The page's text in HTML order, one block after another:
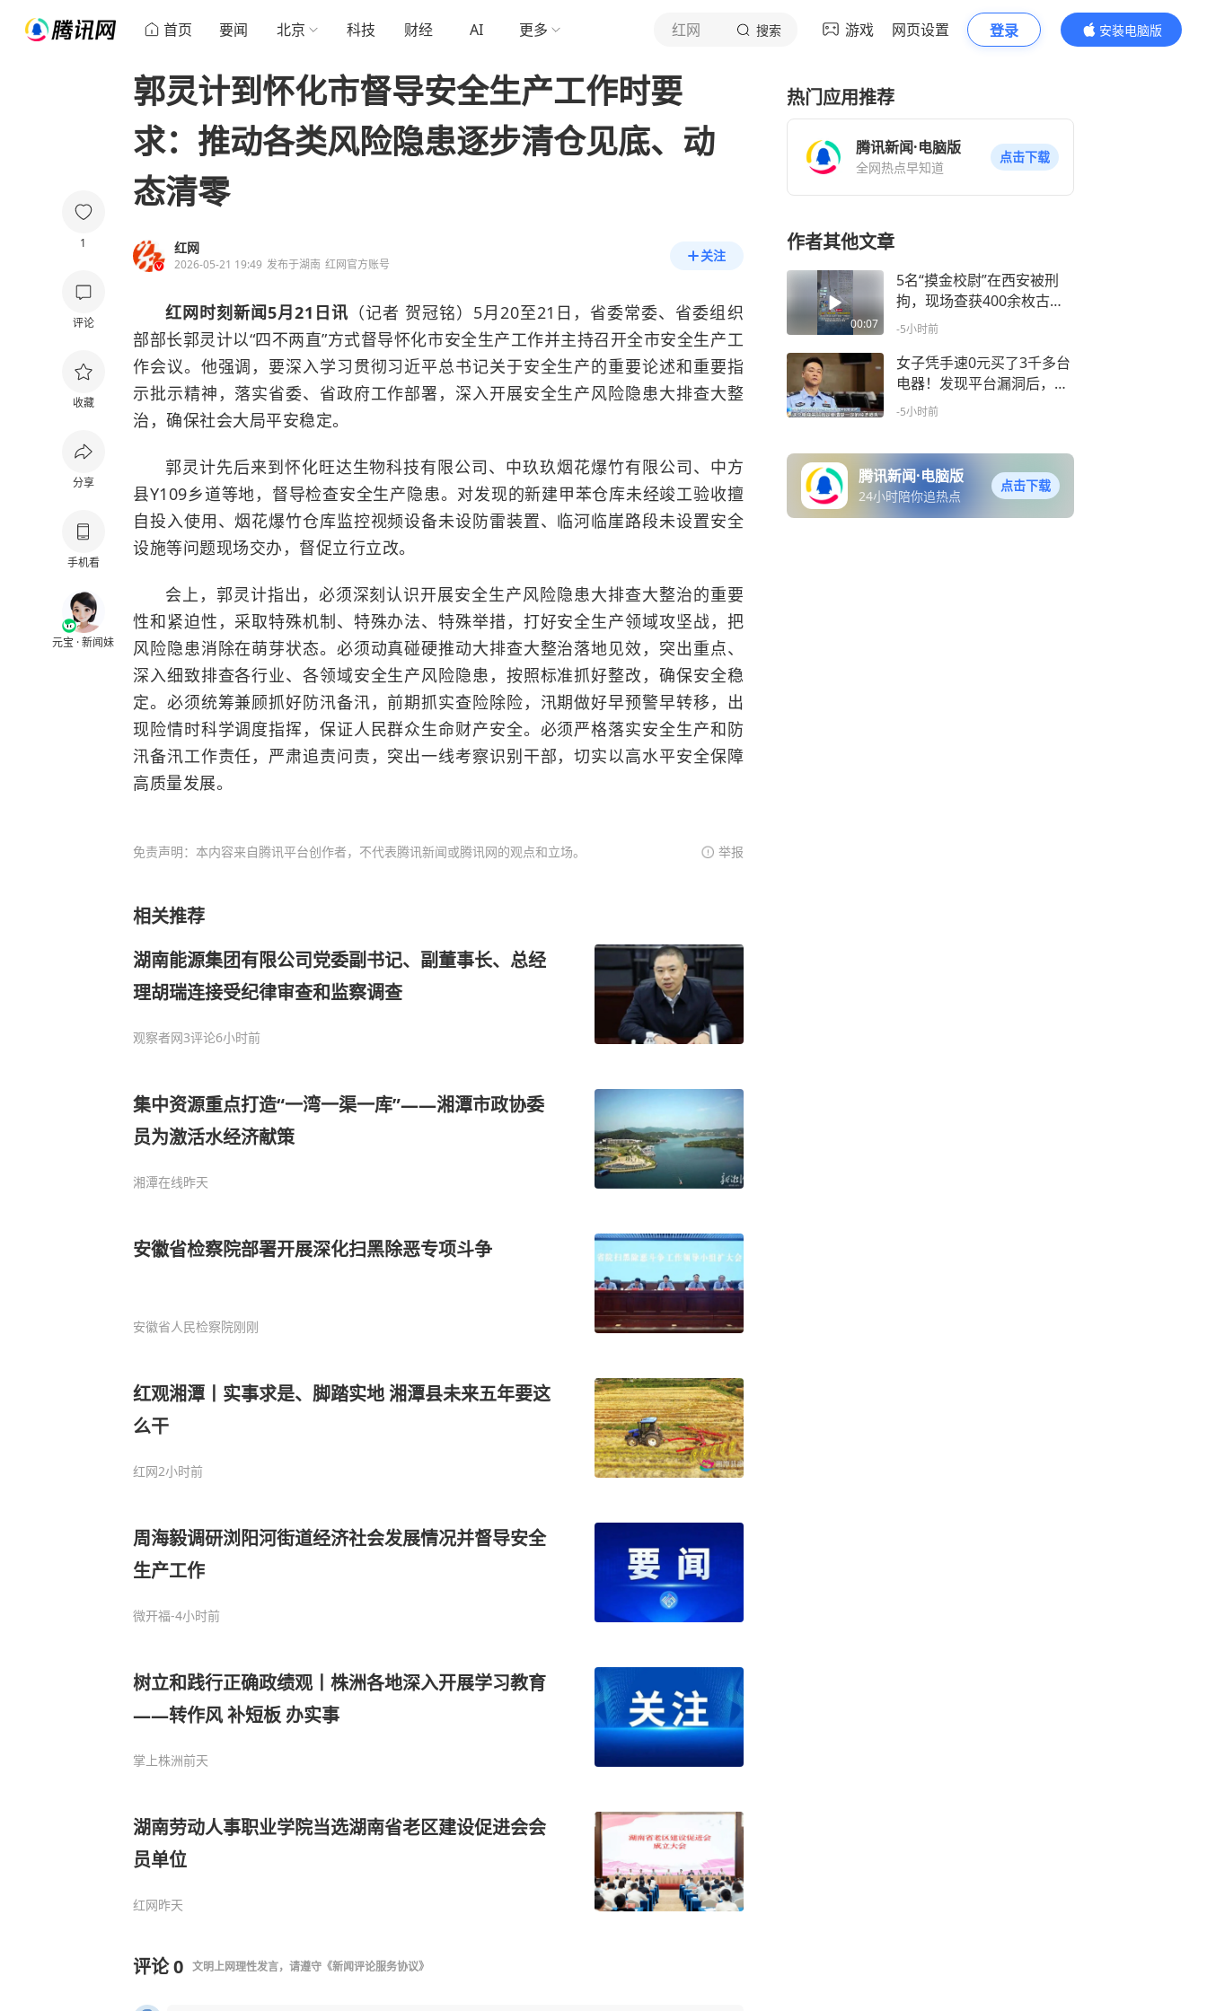
首页 要闻 北京 科技 财经 AI 更多 红网 搜索 游戏 网页设置 登录
安装电脑版
内容更精彩
1
评论
收藏
分享
手机看
元宝 · 新闻妹
郭灵计到怀化市督导安全生产工作时要
求：推动各类风险隐患逐步清仓见底、动
态清零
红网
2026-05-21 19:49 发布于湖南 红网官方账号
关注
红网时刻新闻5月21日讯 （记者 贺冠铭）5月20至21日，省委常委、省委组织
部部长郭灵计以“四不两直”方式督导怀化市安全生产工作并主持召开全市安全生产工
作会议。他强调，要深入学习贯彻习近平总书记关于安全生产的重要论述和重要指
示批示精神，落实省委、省政府工作部署，深入开展安全生产风险隐患大排查大整
治，确保社会大局平安稳定。
郭灵计先后来到怀化旺达生物科技有限公司、中玖玖烟花爆竹有限公司、中方
县Y109乡道等地，督导检查安全生产隐患。对发现的新建甲苯仓库未经竣工验收擅
自投入使用、烟花爆竹仓库监控视频设备未设防雷装置、临河临崖路段未设置安全
设施等问题现场交办，督促立行立改。
会上，郭灵计指出，必须深刻认识开展安全生产风险隐患大排查大整治的重要
性和紧迫性，采取特殊机制、特殊办法、特殊举措，打好安全生产领域攻坚战，把
风险隐患消除在萌芽状态。必须动真碰硬推动大排查大整治落地见效，突出重点、
深入细致排查各行业、各领域安全生产风险隐患，按照标准抓好整改，确保安全稳
定。必须统筹兼顾抓好防汛备汛，前期抓实查险除险，汛期做好早预警早转移，出
现险情时科学调度指挥，保证人民群众生命财产安全。必须严格落实安全生产和防
汛备汛工作责任，严肃追责问责，突出一线考察识别干部，切实以高水平安全保障
高质量发展。
免责声明：本内容来自腾讯平台创作者，不代表腾讯新闻或腾讯网的观点和立场。 举报
相关推荐
湖南能源集团有限公司党委副书记、副董事长、总经
理胡瑞连接受纪律审查和监察调查
观察者网3评论6小时前
集中资源重点打造“一湾一渠一库”——湘潭市政协委
员为激活水经济献策
湘潭在线昨天
安徽省检察院部署开展深化扫黑除恶专项斗争
安徽省人民检察院刚刚
红观湘潭丨实事求是、脚踏实地 湘潭县未来五年要这
么干
红网2小时前
周海毅调研浏阳河街道经济社会发展情况并督导安全
生产工作
微开福-4小时前
树立和践行正确政绩观丨株洲各地深入开展学习教育
——转作风 补短板 办实事
掌上株洲前天
湖南劳动人事职业学院当选湖南省老区建设促进会会
员单位
红网昨天
评论0 文明上网理性发言，请遵守 《新闻评论服务协议》
热门应用推荐
腾讯新闻·电脑版
全网热点早知道
点击下载
作者其他文章
00:07
5名“摸金校尉”在西安被刑
拘，现场查获400余枚古币
和一把秦剑，靠地图软件搜
测仪地下寻宝
-5小时前
女子凭手速0元买了3千多台
电器！发现平台漏洞后，利
用亲戚朋友同事共86个账号
-5小时前
腾讯新闻·电脑版
24小时陪你追热点
点击下载